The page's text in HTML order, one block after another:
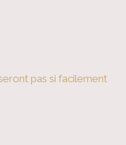
pas si facilement